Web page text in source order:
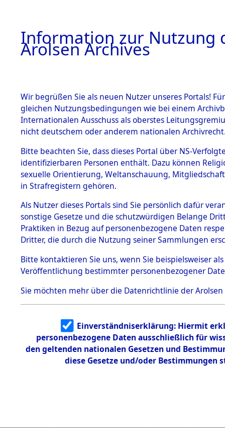
BESTÄNDE
1.
Inhaftierungsdoku
mente
1.2.9 Beim ITS
verwahrte
1.2.9.1
Effekten aus
dem KZ
Dachau
Effekten aus
dem KZ
Dachau,
Landesentsch
ädigungsamt
Effekten aus
dem KZ
Neuengamm
e
Dokument
5Akten
MARIA
Land
Kroatien
DOKUMENTE
Information zur Nutzung
Arolsen Archives
Wir begrüßen Sie als neuen Nutzer unseres Portals!
gleichen Nutzungsbedingungen wie bei einem
Internationalen Ausschuss als oberstes
nicht deutschem oder anderem nationalen
Bitte beachten Sie, dass dieses Portal über NS-
identifizierbaren Personen enthält. Dazu können
sexuelle Orientierung, Weltanschauung,
in Strafregistern gehören.
Als Nutzer dieses Portals sind Sie persönlich dafür
sonstige Gesetze und die schutzwürdigen Belange
Praktiken in Bezug auf personenbezogene Daten
Dritter, die durch die Nutzung seiner Sammlungen
Bitte kontaktieren Sie uns, wenn Sie beispielsweiser
Veröffentlichung bestimmter personenbezogener
Sie möchten mehr über die Datenrichtlinie der Arolsen
Einverständniserklärung: Hiermit
personenbezogene Daten ausschließlich für
den geltenden nationalen Gesetzen und
diese Gesetze und/oder Bestimmungen